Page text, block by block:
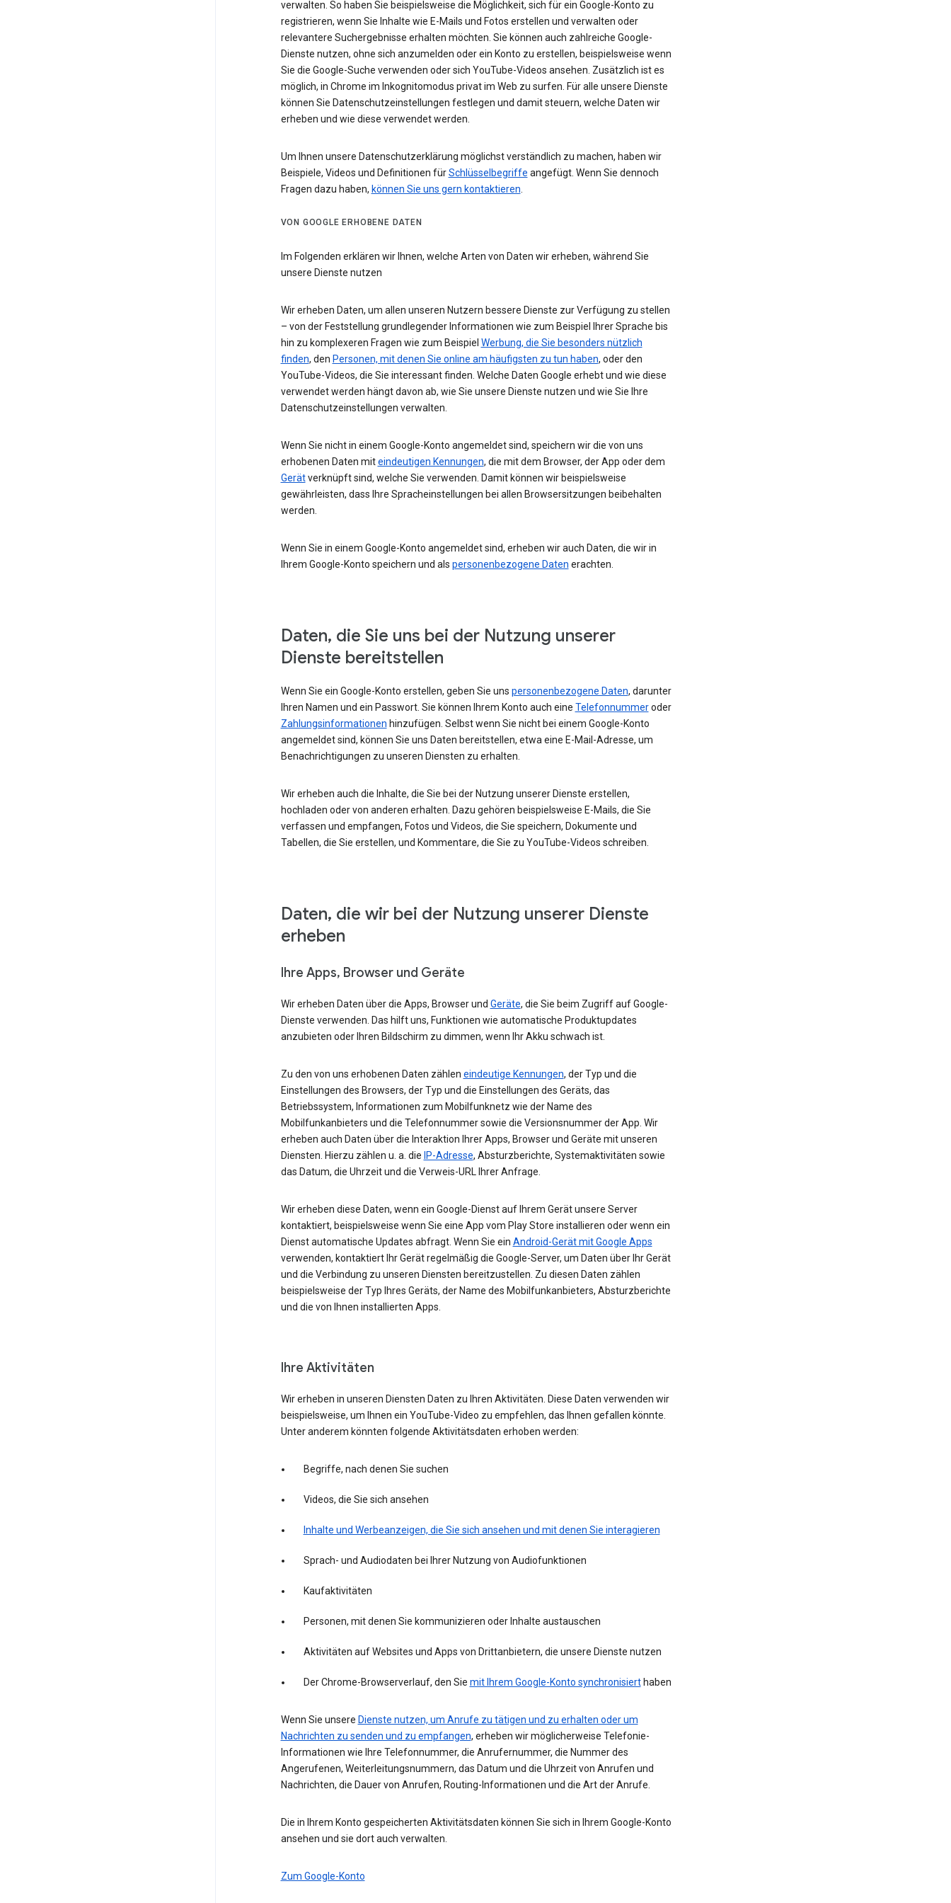
verwalten. So haben Sie beispielsweise die Möglichkeit, sich für ein Google-Konto zu
registrieren, wenn Sie Inhalte wie E-Mails und Fotos erstellen und verwalten oder
relevantere Suchergebnisse erhalten möchten. Sie können auch zahlreiche Google-
Dienste nutzen, ohne sich anzumelden oder ein Konto zu erstellen, beispielsweise wenn
Sie die Google-Suche verwenden oder sich YouTube-Videos ansehen. Zusätzlich ist es
möglich, in Chrome im Inkognitomodus privat im Web zu surfen. Für alle unsere Dienste
können Sie Datenschutzeinstellungen festlegen und damit steuern, welche Daten wir
erheben und wie diese verwendet werden.
Um Ihnen unsere Datenschutzerklärung möglichst verständlich zu machen, haben wir
Beispiele, Videos und Definitionen fürSchlüsselbegriffe angefügt. Wenn Sie dennoch
Fragen dazu haben, können Sie uns gern kontaktieren.
VON GOOGLE ERHOBENE DATEN
Im Folgenden erklären wir Ihnen, welche Arten von Daten wir erheben, während Sie
unsere Dienste nutzen
Wir erheben Daten, um allen unseren Nutzern bessere Dienste zur Verfügung zu stellen
– von der Feststellung grundlegender Informationen wie zum Beispiel Ihrer Sprache bis
hin zu komplexeren Fragen wie zum Beispiel Werbung, die Sie besonders nützlich
finden, den Personen, mit denen Sie online am häufigsten zu tun haben, oder den
YouTube-Videos, die Sie interessant finden. Welche Daten Google erhebt und wie diese
verwendet werden hängt davon ab, wie Sie unsere Dienste nutzen und wie Sie Ihre
Datenschutzeinstellungen verwalten.
Wenn Sie nicht in einem Google-Konto angemeldet sind, speichern wir die von uns
erhobenen Daten miteindeutigen Kennungen, die mit dem Browser, der App oder dem
Gerätverknüpft sind, welche Sie verwenden. Damit können wir beispielsweise
gewährleisten, dass Ihre Spracheinstellungen bei allen Browsersitzungen beibehalten
werden.
Wenn Sie in einem Google-Konto angemeldet sind, erheben wir auch Daten, die wir in
Ihrem Google-Konto speichern und als personenbezogene Daten erachten.
Daten, die Sie uns bei der Nutzung unserer
Dienste bereitstellen
Wenn Sie ein Google-Konto erstellen, geben Sie uns personenbezogene Daten, darunter
Ihren Namen und ein Passwort. Sie können Ihrem Konto auch eine Telefonnummeroder
Zahlungsinformationen hinzufügen. Selbst wenn Sie nicht bei einem Google-Konto
angemeldet sind, können Sie uns Daten bereitstellen, etwa eine E-Mail-Adresse, um
Benachrichtigungen zu unseren Diensten zu erhalten.
Wir erheben auch die Inhalte, die Sie bei der Nutzung unserer Dienste erstellen,
hochladen oder von anderen erhalten. Dazu gehören beispielsweise E-Mails, die Sie
verfassen und empfangen, Fotos und Videos, die Sie speichern, Dokumente und
Tabellen, die Sie erstellen, und Kommentare, die Sie zu YouTube-Videos schreiben.
Daten, die wir bei der Nutzung unserer Dienste
erheben
Ihre Apps, Browser und Geräte
Wir erheben Daten über die Apps, Browser und Geräte, die Sie beim Zugriff auf Google-
Dienste verwenden. Das hilft uns, Funktionen wie automatische Produktupdates
anzubieten oder Ihren Bildschirm zu dimmen, wenn Ihr Akku schwach ist.
Zu den von uns erhobenen Daten zählen eindeutige Kennungen, der Typ und die
Einstellungen des Browsers, der Typ und die Einstellungen des Geräts, das
Betriebssystem, Informationen zum Mobilfunknetz wie der Name des
Mobilfunkanbieters und die Telefonnummer sowie die Versionsnummer der App. Wir
erheben auch Daten über die Interaktion Ihrer Apps, Browser und Geräte mit unseren
Diensten. Hierzu zählen u. a. die IP-Adresse, Absturzberichte, Systemaktivitäten sowie
das Datum, die Uhrzeit und die Verweis-URL Ihrer Anfrage.
Wir erheben diese Daten, wenn ein Google-Dienst auf Ihrem Gerät unsere Server
kontaktiert, beispielsweise wenn Sie eine App vom Play Store installieren oder wenn ein
Dienst automatische Updates abfragt. Wenn Sie ein Android-Gerät mit Google Apps
verwenden, kontaktiert Ihr Gerät regelmäßig die Google-Server, um Daten über Ihr Gerät
und die Verbindung zu unseren Diensten bereitzustellen. Zu diesen Daten zählen
beispielsweise der Typ Ihres Geräts, der Name des Mobilfunkanbieters, Absturzberichte
und die von Ihnen installierten Apps.
Ihre Aktivitäten
Wir erheben in unseren Diensten Daten zu Ihren Aktivitäten. Diese Daten verwenden wir
beispielsweise, um Ihnen ein YouTube-Video zu empfehlen, das Ihnen gefallen könnte.
Unter anderem könnten folgende Aktivitätsdaten erhoben werden:
Begriffe, nach denen Sie suchen
Videos, die Sie sich ansehen
Inhalte und Werbeanzeigen, die Sie sich ansehen und mit denen Sie interagieren
Sprach- und Audiodaten bei Ihrer Nutzung von Audiofunktionen
Kaufaktivitäten
Personen, mit denen Sie kommunizieren oder Inhalte austauschen
Aktivitäten auf Websites und Apps von Drittanbietern, die unsere Dienste nutzen
Der Chrome-Browserverlauf, den Sie mit Ihrem Google-Konto synchronisierthaben
Wenn Sie unsere Dienste nutzen, um Anrufe zu tätigen und zu erhalten oder um
Nachrichten zu senden und zu empfangen, erheben wir möglicherweise Telefonie-
Informationen wie Ihre Telefonnummer, die Anrufernummer, die Nummer des
Angerufenen, Weiterleitungsnummern, das Datum und die Uhrzeit von Anrufen und
Nachrichten, die Dauer von Anrufen, Routing-Informationen und die Art der Anrufe.
Die in Ihrem Konto gespeicherten Aktivitätsdaten können Sie sich in Ihrem Google-Konto
ansehen und sie dort auch verwalten.
Zum Google-Konto